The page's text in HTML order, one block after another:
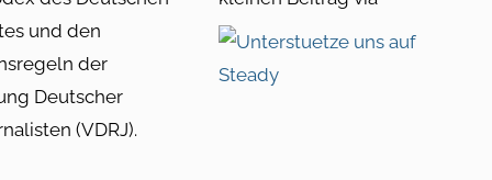
und den
der
Deutscher
(VDRJ).